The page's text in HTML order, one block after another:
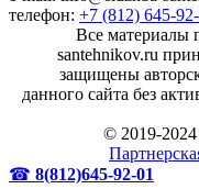
телефон: +7 (812) 645-92-
Все материалы
santehnikov.ru
защищены
данного сайта без
© 2019-2024
☎ 8(812)645-92-01